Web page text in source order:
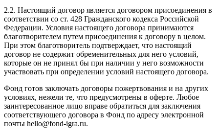
2.2. Настоящий договор является договором присоединения в
соответствии со ст. 428 Гражданского кодекса Российской
Федерации. Условия настоящего договора принимаются
благотворителем путем присоединения к договору в целом.
При этом благотворитель подтверждает, что настоящий
договор не содержит обременительных для него условий,
которые он не принял бы при наличии у него возможности
участвовать при определении условий настоящего договора.
Фонд готов заключать договоры пожертвования и на других
условиях, нежели те, что предусмотрены в оферте. Любое
заинтересованное лицо вправе обратиться для заключения
соответствующего договора в Фонд по адресу электронной
почты hello@fond-igra.ru.